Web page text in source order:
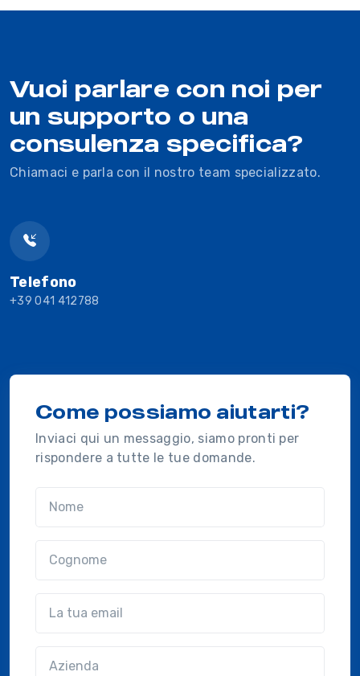
Vuoi parlare con noi per
un supporto o una
consulenza specifica?
Chiamaci e parla con il nostro team specializzato.
Telefono
+39 041 412788
Come possiamo aiutarti?
Inviaci qui un messaggio, siamo pronti per
rispondere a tutte le tue domande.